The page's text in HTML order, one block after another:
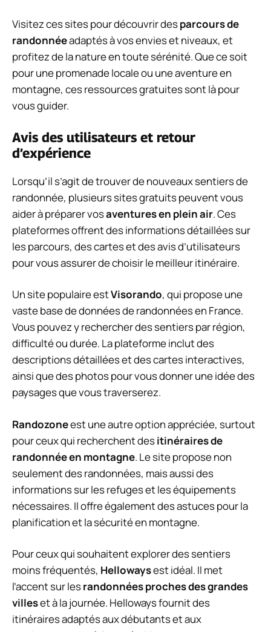
Visitez ces sites pour découvrir desparcours de
randonnéeadaptés à vos envies et niveaux, et
profitez de la nature en toute sérénité. Que ce soit
pour une promenade locale ou une aventure en
montagne, ces ressources gratuites sont là pour
vous guider.
Avis des utilisateurs et retour
d’expérience
Lorsqu’il s’agit de trouver de nouveaux sentiers de
randonnée, plusieurs sites gratuits peuvent vous
aider à préparer vosaventures en plein air. Ces
plateformes offrent des informations détaillées sur
les parcours, des cartes et des avis d’utilisateurs
pour vous assurer de choisir le meilleur itinéraire.
Un site populaire estVisorando, qui propose une
vaste base de données de randonnées en France.
Vous pouvez y rechercher des sentiers par région,
difficulté ou durée. La plateforme inclut des
descriptions détaillées et des cartes interactives,
ainsi que des photos pour vous donner une idée des
paysages que vous traverserez.
Randozoneest une autre option appréciée, surtout
pour ceux qui recherchent desitinéraires de
randonnée en montagne. Le site propose non
seulement des randonnées, mais aussi des
informations sur les refuges et les équipements
nécessaires. Il offre également des astuces pour la
planification et la sécurité en montagne.
Pour ceux qui souhaitent explorer des sentiers
moins fréquentés, Hellowaysest idéal. Il met
l’accent sur lesrandonnées proches des grandes
villeset à la journée. Helloways fournit des
itinéraires adaptés aux débutants et aux